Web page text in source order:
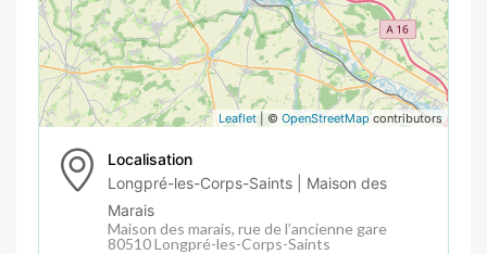
Leaflet | © OpenStreetMap contributors
Localisation
Longpré-les-Corps-Saints | Maison des
Marais
Maison des marais, rue de l’ancienne gare
80510 Longpré-les-Corps-Saints